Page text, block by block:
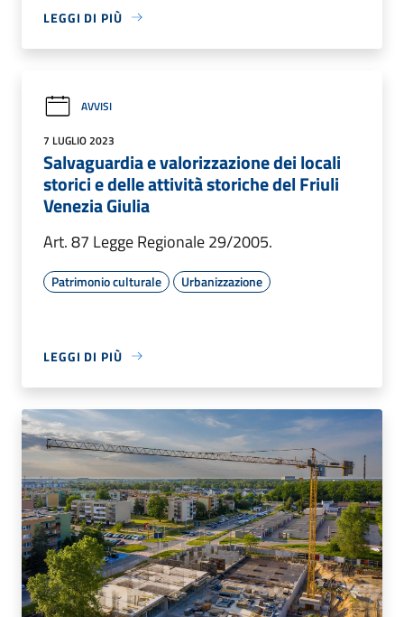
LEGGI DI PIÙ
AVVISI
7 LUGLIO 2023
Salvaguardia e valorizzazione dei locali
storici e delle attività storiche del Friuli
Venezia Giulia
Art. 87 Legge Regionale 29/2005.
Patrimonio culturale Urbanizzazione
LEGGI DI PIÙ